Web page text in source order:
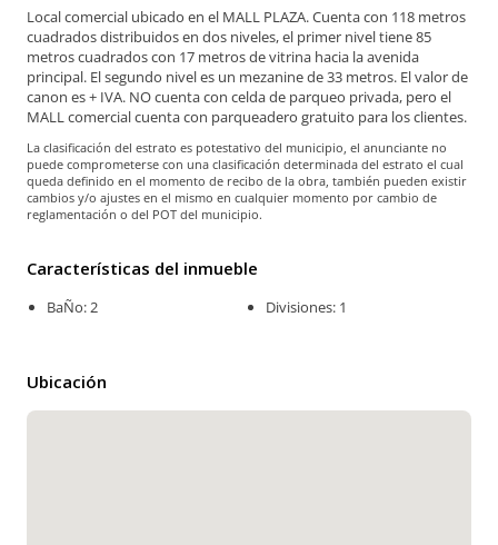
Local comercial ubicado en el MALL PLAZA. Cuenta con 118 metros
cuadrados distribuidos en dos niveles, el primer nivel tiene 85
metros cuadrados con 17 metros de vitrina hacia la avenida
principal. El segundo nivel es un mezanine de 33 metros. El valor de
canon es + IVA. NO cuenta con celda de parqueo privada, pero el
MALL comercial cuenta con parqueadero gratuito para los clientes.
La clasificación del estrato es potestativo del municipio, el anunciante no
puede comprometerse con una clasificación determinada del estrato el cual
queda definido en el momento de recibo de la obra, también pueden existir
cambios y/o ajustes en el mismo en cualquier momento por cambio de
reglamentación o del POT del municipio.
Características del inmueble
BaÑo: 2 Divisiones: 1
Ubicación